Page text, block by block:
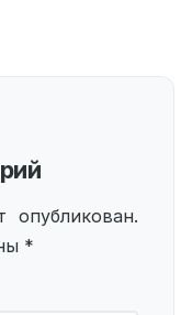
*